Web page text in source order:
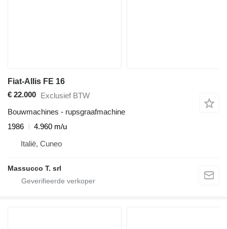
Fiat-Allis FE 16
€ 22.000 Exclusief BTW
Bouwmachines - rupsgraafmachine
1986
4.960 m/u
Italië, Cuneo
Massucco T. srl